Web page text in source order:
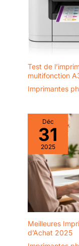
Test de
multifonction
Imprimantes
Déc
31
2025
Meilleures
d’Achat 2025